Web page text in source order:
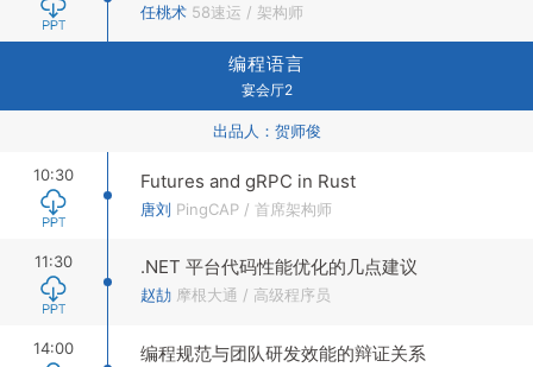
任桃术 58速运 / 架构师
编程语言
宴会厅2
出品人： 贺师俊
10:30 Futures and gRPC in Rust
唐刘 PingCAP / 首席架构师
11:30 .NET 平台代码性能优化的几点建议
赵劼 摩根大通 / 高级程序员
14:00 编程规范与团队研发效能的辩证关系